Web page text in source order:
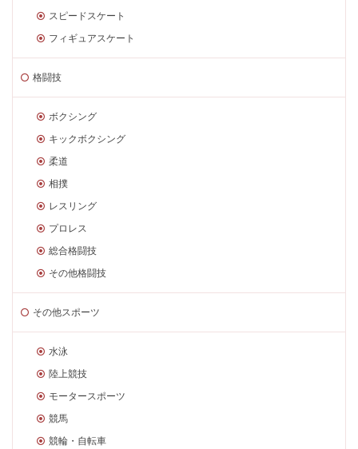
スピードスケート
フィギュアスケート
格闘技
ボクシング
キックボクシング
柔道
相撲
レスリング
プロレス
総合格闘技
その他格闘技
その他スポーツ
水泳
陸上競技
モータースポーツ
競馬
競輪・自転車